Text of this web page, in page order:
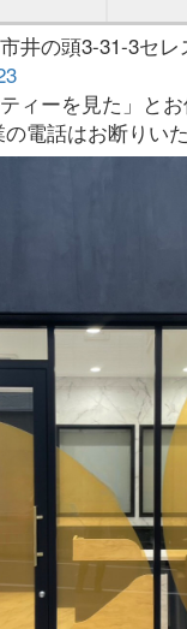
井の頭3-31-3セレ
ィーを見た」とお
電話はお断りいた